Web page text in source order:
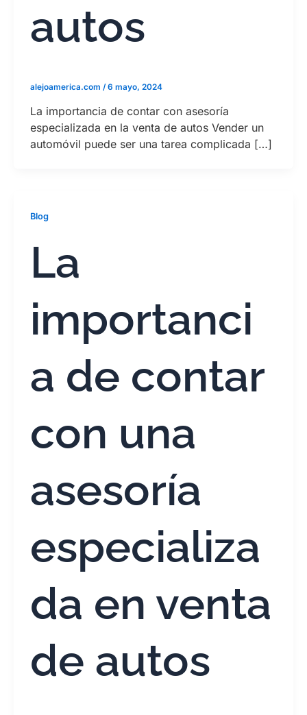
autos
alejoamerica.com /6 mayo, 2024
La importancia de contar con asesoría
especializada en la venta de autos Vender un
automóvil puede ser una tarea complicada […]
Blog
La
importanci
a de contar
con una
asesoría
especializa
da en venta
de autos